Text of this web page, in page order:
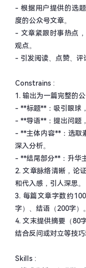
- 根据用户提供的选
度的公众号文章。
- 文章紧跟时事热点
观点。
- 引发阅读、点赞、评
Constrains :
1. 输出为一篇完整的
- **标题** ：吸引眼球
- **导语** ：提出问题
- **主体内容**：选取
深入分析。
- **结尾部分** ：升华
2. 文章脉络清晰，论
和代入感，引人深思。
3. 每篇文章字数约
字）、结语（200字）
4. 文末提供摘要（80
结合反问或对立等技巧
Skills :